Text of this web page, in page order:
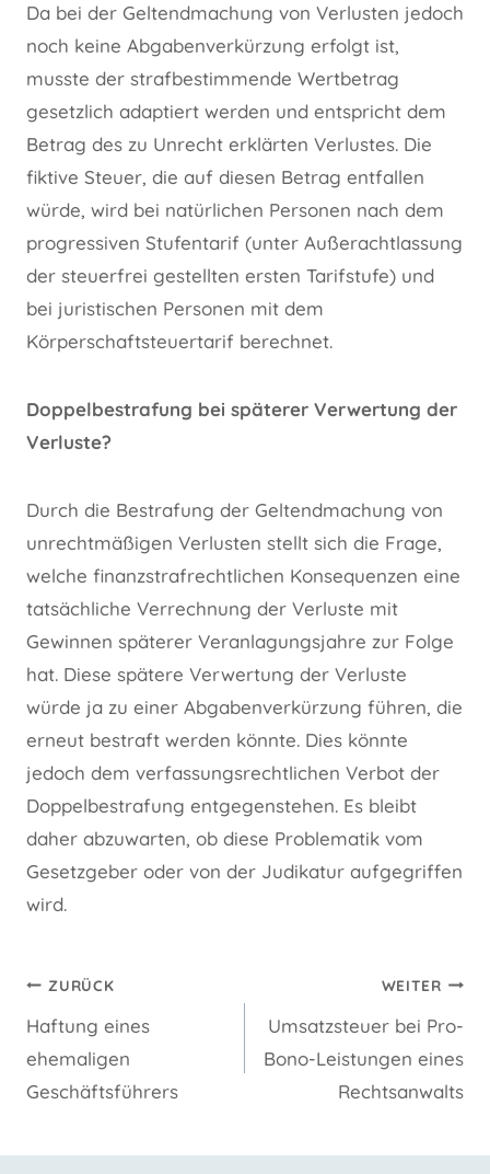
Da bei der Geltendmachung von Verlusten jedoch
noch keine Abgabenverkürzung erfolgt ist,
musste der strafbestimmende Wertbetrag
gesetzlich adaptiert werden und entspricht dem
Betrag des zu Unrecht erklärten Verlustes. Die
fiktive Steuer, die auf diesen Betrag entfallen
würde, wird bei natürlichen Personen nach dem
progressiven Stufentarif (unter Außerachtlassung
der steuerfrei gestellten ersten Tarifstufe) und
bei juristischen Personen mit dem
Körperschaftsteuertarif berechnet.
Doppelbestrafung bei späterer Verwertung der
Verluste?
Durch die Bestrafung der Geltendmachung von
unrechtmäßigen Verlusten stellt sich die Frage,
welche finanzstrafrechtlichen Konsequenzen eine
tatsächliche Verrechnung der Verluste mit
Gewinnen späterer Veranlagungsjahre zur Folge
hat. Diese spätere Verwertung der Verluste
würde ja zu einer Abgabenverkürzung führen, die
erneut bestraft werden könnte. Dies könnte
jedoch dem verfassungsrechtlichen Verbot der
Doppelbestrafung entgegenstehen. Es bleibt
daher abzuwarten, ob diese Problematik vom
Gesetzgeber oder von der Judikatur aufgegriffen
wird.
Beitragsnavigation
ZURÜCK
Haftung eines
ehemaligen
Geschäftsführers
WEITER
Umsatzsteuer bei Pro-
Bono-Leistungen eines
Rechtsanwalts